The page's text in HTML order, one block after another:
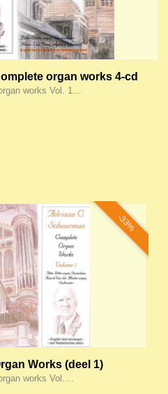
organ works 4-cd
works Vol. 1…
-33%
Works (deel 1)
works Vol.…